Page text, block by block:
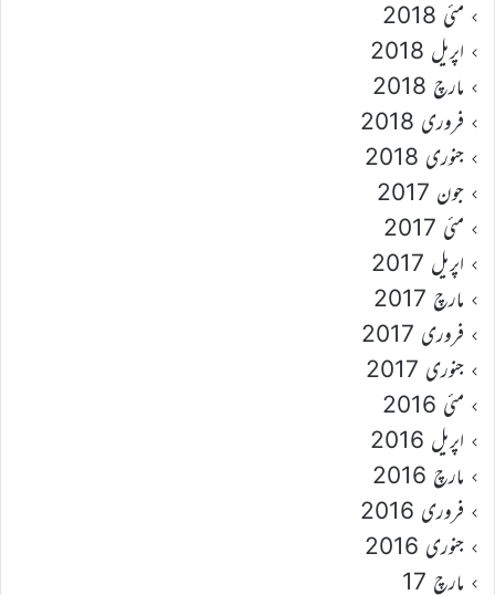
مئی 2018
اپریل 2018
مارچ 2018
فروری 2018
جنوری 2018
جون 2017
مئی 2017
اپریل 2017
مارچ 2017
فروری 2017
جنوری 2017
مئی 2016
اپریل 2016
مارچ 2016
فروری 2016
جنوری 2016
مارچ 17